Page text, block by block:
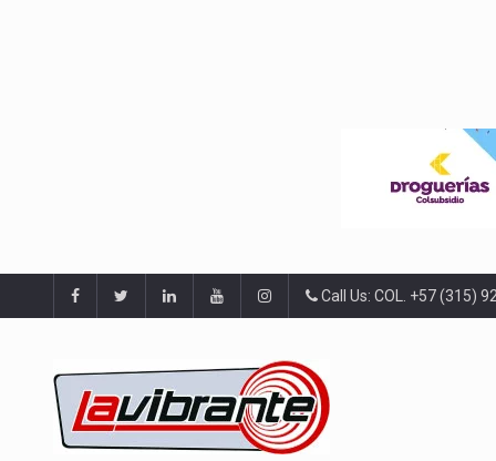
Call Us: COL. +57 (315)